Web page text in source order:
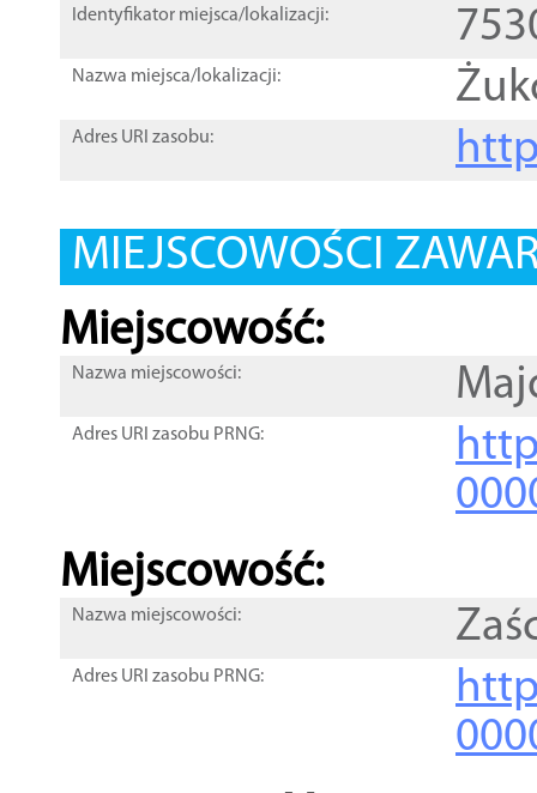
Identyfikator miejsca/lokalizacji:
Nazwa miejsca/lokalizacji:
Adres URI zasobu:
MIEJSCOWOŚCI
Miejscowość:
Nazwa miejscowości:
Adres URI zasobu PRNG:
Miejscowość:
Nazwa miejscowości:
Adres URI zasobu PRNG: